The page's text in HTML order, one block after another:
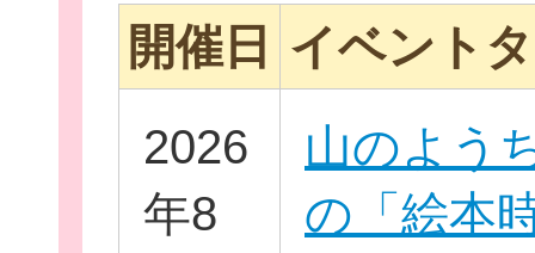
ボランティア
開催日
イベント
2026
年8
山のよう
の「絵本